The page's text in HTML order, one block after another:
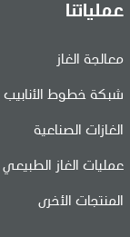
عملياتنا
معالجة الغاز
شبكة خطوط الأنابيب
الغازات الصناعية
عمليات الغاز
المنتجات الأخرى